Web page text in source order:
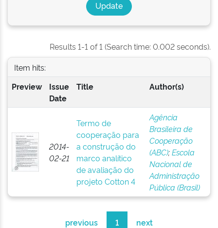
Results 1-1 of 1 (Search time: 0.002 seconds).
Item hits:
Preview
Issue
Date
Title Author(s)
2014-
02-21
Termo de
cooperação para
a construção do
marco analítico
de avaliação do
projeto Cotton 4
Agência
Brasileira de
Cooperação
(ABC);Escola
Nacional de
Administração
Pública (Brasil)
previous 1 next